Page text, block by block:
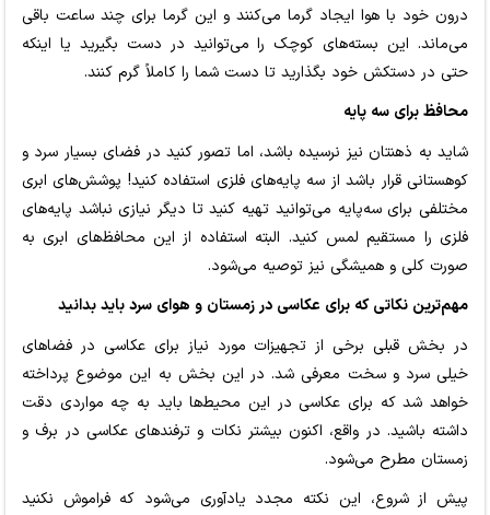
درون خود با هوا ایجاد گرما می‌کنند و این گرما برای چند ساعت باقی
می‌ماند. این بسته‌های کوچک را می‌توانید در دست بگیرید یا اینکه
حتی در دستکش خود بگذارید تا دست شما را کاملاً گرم کنند.
محافظ برای سه پایه
شاید به ذهنتان نیز نرسیده باشد، اما تصور کنید در فضای بسیار سرد و
کوهستانی قرار باشد از سه پایه‌های فلزی استفاده کنید! پوشش‌های ابری
مختلفی برای سه‌پایه می‌توانید تهیه کنید تا دیگر نیازی نباشد پایه‌های
فلزی را مستقیم لمس کنید. البته استفاده از این محافظ‌های ابری به
صورت کلی و همیشگی نیز توصیه می‌شود.
مهم‌ترین نکاتی که برای عکاسی در زمستان و هوای سرد باید بدانید
در بخش قبلی برخی از تجهیزات مورد نیاز برای عکاسی در فضاهای
خیلی سرد و سخت معرفی شد. در این بخش به این موضوع پرداخته
خواهد شد که برای عکاسی در این محیط‌ها باید به چه مواردی دقت
داشته باشید. در واقع، اکنون بیشتر نکات و ترفندهای عکاسی در برف و
زمستان مطرح می‌شود.
پیش از شروع، این نکته مجدد یادآوری می‌شود که فراموش نکنید